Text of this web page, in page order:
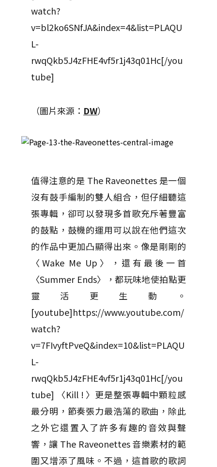
watch?
v=bl2ko6SNfJA&index=4&list=PLAQU
L-
rwqQkb5J4zFHE4vf5r1j43q01Hc[/you
tube]
（圖片來源： DW）
值得注意的是 The Raveonettes 是一個
沒有鼓手編制的雙人組合，但仔細聽這
張專輯，卻可以發現多首歌充斥著豐富
的鼓點，鼓機的運用可以說在他們這次
的作品中更加凸顯得出來。像是剛剛的
〈Wake Me Up〉，還有最後一首
〈Summer Ends〉，都玩味地使拍點更
靈活更生動。
[youtube]https://www.youtube.com/
watch?
v=7FIvyftPveQ&index=10&list=PLAQU
L-
rwqQkb5J4zFHE4vf5r1j43q01Hc[/you
tube] 〈Kill ! 〉更是整張專輯中顆粒感
最分明，節奏張力最浩蕩的歌曲，除此
之外它還置入了許多有趣的音效與聲
響，讓 The Raveonettes 音樂素材的範
圍又增添了風味。不過，這首歌的歌詞